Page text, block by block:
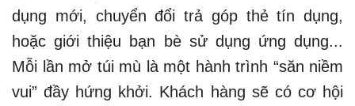
dụng mới, chuyển đổi trả góp thẻ tín dụng,
hoặc giới thiệu bạn bè sử dụng ứng dụng...
Mỗi lần mở túi mù là một hành trình “săn niềm
vui” đầy hứng khởi. Khách hàng sẽ có cơ hội